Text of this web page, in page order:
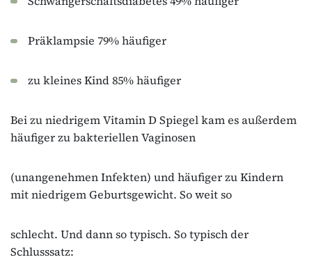
Präklampsie 79% häufiger
zu kleines Kind 85% häufiger
Bei zu niedrigem Vitamin D Spiegel kam es außerdem
häufiger zu bakteriellen Vaginosen
(unangenehmen Infekten) und häufiger zu Kindern
mit niedrigem Geburtsgewicht. So weit so
schlecht. Und dann so typisch. So typisch der
Schlusssatz: